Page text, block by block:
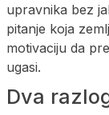
upravnika bez
pitanje koja
motivaciju da
ugasi.
Dva